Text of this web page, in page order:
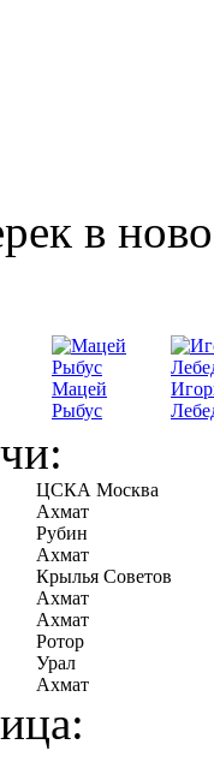
в
Мацей
Рыбус
ЦСКА Москва
Ахмат
Рубин
Ахмат
Крылья Советов
Ахмат
Ахмат
Ротор
Урал
Ахмат